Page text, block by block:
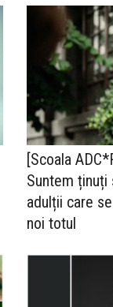
[Scoala
Suntem ținuți
adulții care
noi totul